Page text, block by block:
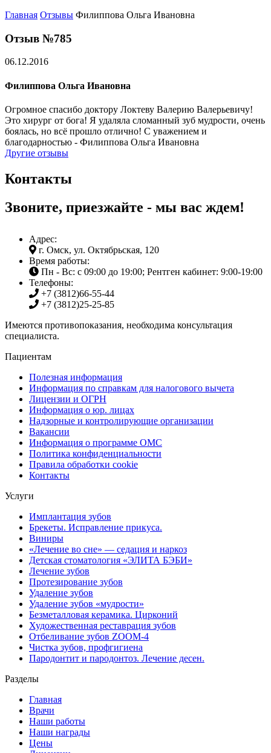
Главная Отзывы Филиппова Ольга Ивановна
Отзыв №785
06.12.2016
Филиппова Ольга Ивановна
Огромное спасибо доктору Локтеву Валерию Валерьевичу!
Это хирург от бога! Я удаляла сломанный зуб мудрости, очень
боялась, но всё прошло отлично! С уважением и
благодарностью - Филиппова Ольга Ивановна
Другие отзывы
Контакты
Звоните, приезжайте - мы вас ждем!
Адрес:
г. Омск, ул. Октябрьская, 120
Время работы:
Пн - Вс: с 09:00 до 19:00; Рентген кабинет: 9:00-19:00
Телефоны:
+7 (3812)66-55-44
+7 (3812)25-25-85
Имеются противопоказания, необходима консультация
специалиста.
Пациентам
Полезная информация
Информация по справкам для налогового вычета
Лицензии и ОГРН
Информация о юр. лицах
Надзорные и контролирующие организации
Вакансии
Информация о программе ОМС
Политика конфиденциальности
Правила обработки cookie
Контакты
Услуги
Имплантация зубов
Брекеты. Исправление прикуса.
Виниры
«Лечение во сне» — седация и наркоз
Детская стоматология «ЭЛИТА БЭБИ»
Лечение зубов
Протезирование зубов
Удаление зубов
Удаление зубов «мудрости»
Безметалловая керамика. Цирконий
Художественная реставрация зубов
Отбеливание зубов ZOOM-4
Чистка зубов, профгигиена
Пародонтит и пародонтоз. Лечение десен.
Разделы
Главная
Врачи
Наши работы
Наши награды
Цены